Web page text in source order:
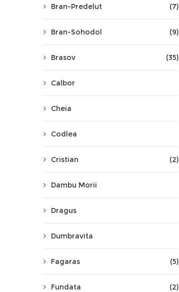
Bran-Predelut (7)
Bran-Sohodol (9)
Brasov (35)
Calbor
Cheia
Codlea
Cristian (2)
Dambu Morii
Dragus
Dumbravita
Fagaras (5)
Fundata (2)